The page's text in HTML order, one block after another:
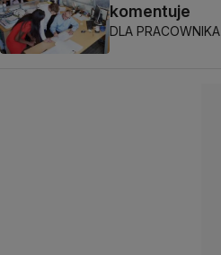
komentuje
DLA PRACOWNIKA